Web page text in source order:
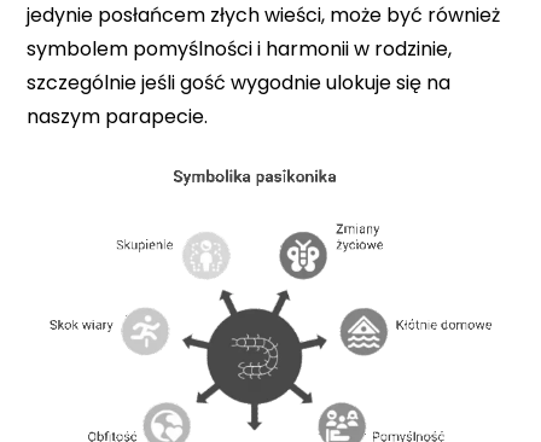
jedynie posłańcem złych wieści, może być również
symbolem pomyślności i harmonii w rodzinie,
szczególnie jeśli gość wygodnie ulokuje się na
naszym parapecie.